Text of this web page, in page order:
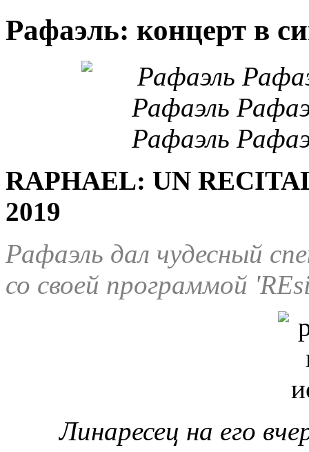
Рафаэль: концерт в
RAPHAEL: UN
2019
Рафаэль дал чудесный
со своей программой '
Линаресец на его